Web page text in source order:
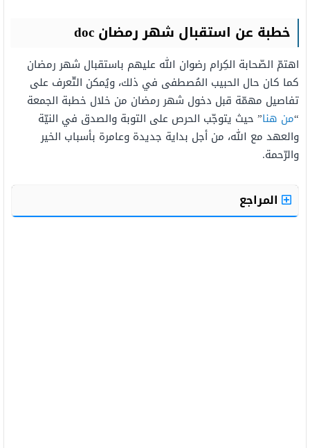
خطبة عن استقبال شهر رمضان doc
اهتمّ الصّحابة الكِرام رضوان الله عليهم باستقبال شهر رمضان
كما كان حال الحبيب المُصطفى في ذلك، ويُمكن التّعرف على
تفاصيل مهمّة قبل دخول شهر رمضان من خلال خطبة الجمعة
“من هنا” حيث يتوجّب الحرص على التوبة والصدق في النيّة
والعهد مع الله، من أجل بداية جديدة وعامرة بأسباب الخير
والرّحمة.
المراجع